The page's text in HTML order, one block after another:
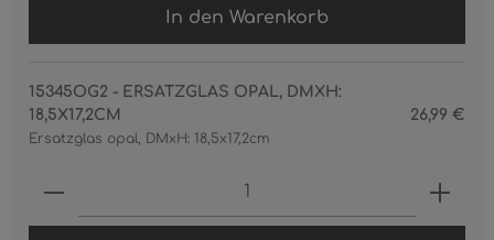
In den Warenkorb
15345OG2 - ERSATZGLAS OPAL, DMXH:
18,5X17,2CM
Ersatzglas opal, DMxH: 18,5x17,2cm
26,99 €
Produkt Anzahl: Gib den